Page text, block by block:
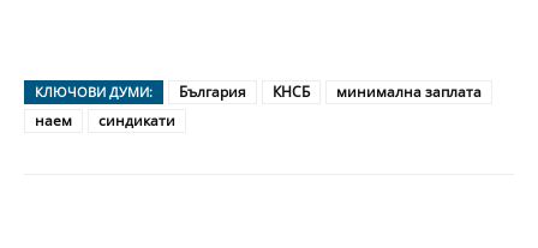
КЛЮЧОВИ ДУМИ: България КНСБ
минимална заплата
наем
синдикати